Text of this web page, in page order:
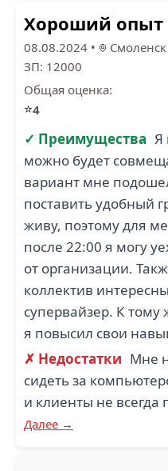
Хороший опыт
08.08.2024 • Смоленск
ЗП: 12000
Общая оценка:
⭐4
✓ Преимущества Я
можно будет
вариант мне
поставить удобный
живу, поэтому для
после 22:00 я могу
от организации.
коллектив
супервайзер. К
я повысил свои
✗ Недостатки Мне
сидеть за
и клиенты не
Далее →